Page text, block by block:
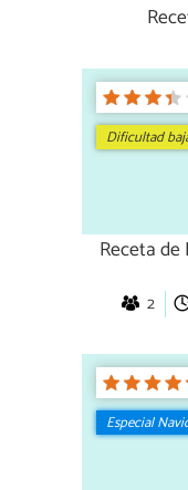
Dificultad
Receta de
2
Especial